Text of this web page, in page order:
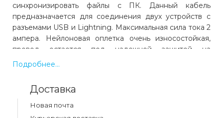
синхронизировать файлы с ПК. Данный кабель
предназначается для соединения двух устройств с
разъемами USB и Lightning. Максимальная сила тока 2
ампера. Нейлоновая оплетка очень износостойкая,
провод остается под надежной защитой на
протяжении многих лет эксплуатации. При
Подробнее...
Доставка
Новая почта